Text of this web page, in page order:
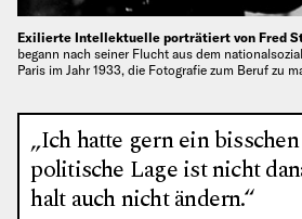
Exilierte Intellektuelle porträtiert von Fred
begann nach seiner Flucht aus dem
Paris im Jahr 1933, die Fotografie zum Beruf zu
„Ich hatte gern ein
politische Lage ist nicht
halt auch nicht ändern.“